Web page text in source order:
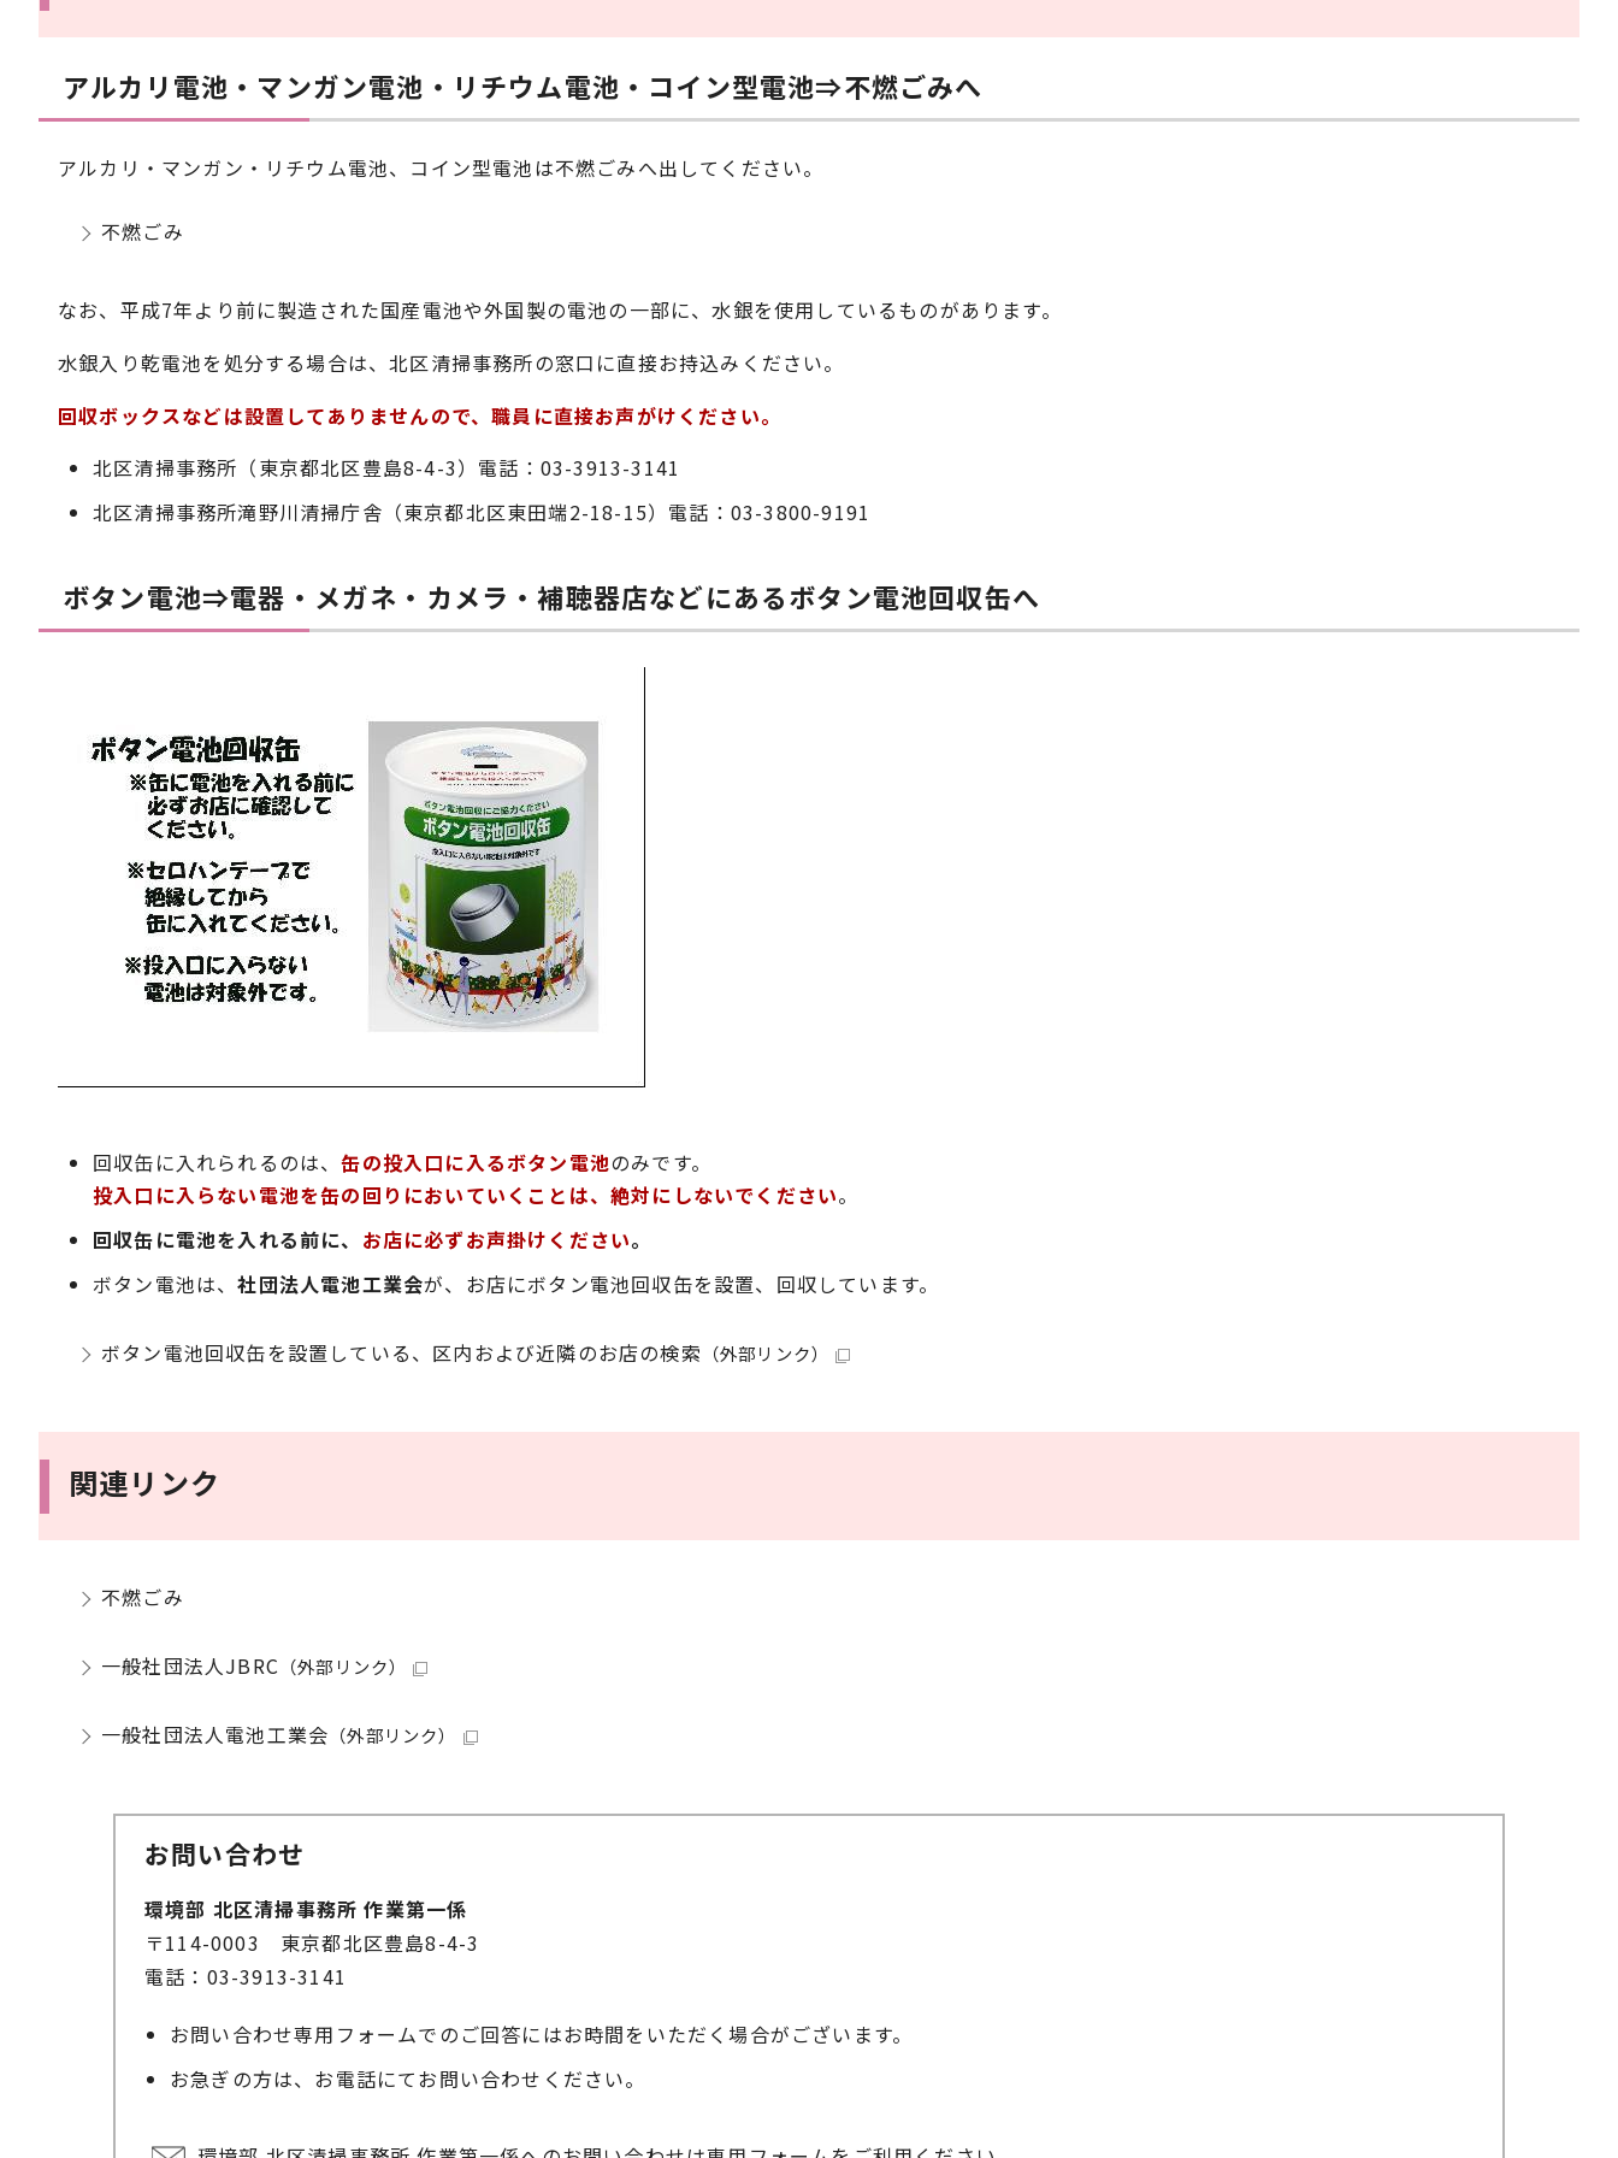
アルカリ電池・マンガン電池・リチウム電池・コイン型電池⇒不燃ごみへ
アルカリ・マンガン・リチウム電池、コイン型電池は不燃ごみへ出してください。
不燃ごみ
なお、平成7年より前に製造された国産電池や外国製の電池の一部に、水銀を使用しているものがあります。
水銀入り乾電池を処分する場合は、北区清掃事務所の窓口に直接お持込みください。
回収ボックスなどは設置してありませんので、職員に直接お声がけください。
北区清掃事務所（東京都北区豊島8-4-3）電話：03-3913-3141
北区清掃事務所滝野川清掃庁舎（東京都北区東田端2-18-15）電話：03-3800-9191
ボタン電池⇒電器・メガネ・カメラ・補聴器店などにあるボタン電池回収缶へ
回収缶に入れられるのは、缶の投入口に入るボタン電池のみです。
投入口に入らない電池を缶の回りにおいていくことは、絶対にしないでください。
回収缶に電池を入れる前に、 お店に必ずお声掛けください。
ボタン電池は、社団法人電池工業会が、お店にボタン電池回収缶を設置、回収しています。
ボタン電池回収缶を設置している、区内および近隣のお店の検索 （外部リンク）
関連リンク
不燃ごみ
一般社団法人JBRC （外部リンク）
一般社団法人電池工業会 （外部リンク）
お問い合わせ
環境部 北区清掃事務所 作業第一係
〒114-0003 東京都北区豊島8-4-3
電話：03-3913-3141
お問い合わせ専用フォームでのご回答にはお時間をいただく場合がございます。
お急ぎの方は、お電話にてお問い合わせください。